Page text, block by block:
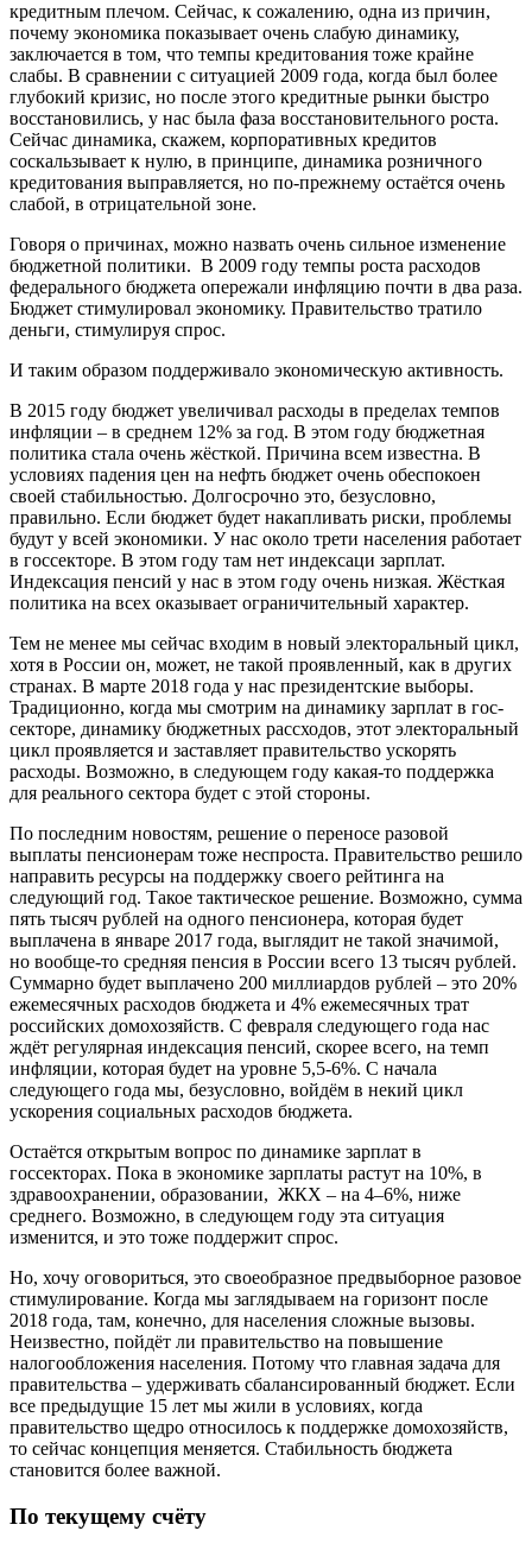
кредитным плечом. Сейчас, к сожалению, одна из причин,
почему экономика показывает очень слабую динамику,
заключается в том, что темпы кредитования тоже крайне
слабы. В сравнении с ситуацией 2009 года, когда был более
глубокий кризис, но после этого кредитные рынки быстро
восстановились, у нас была фаза восстановительного роста.
Сейчас динамика, скажем, корпоративных кредитов
соскальзывает к нулю, в принципе, динамика розничного
кредитования выправляется, но по-прежнему остаётся очень
слабой, в отрицательной зоне.
Говоря о причинах, можно назвать очень сильное изменение
бюджетной политики. В 2009 году темпы роста расходов
федерального бюджета опережали инфляцию почти в два раза.
Бюджет стимулировал экономику. Правительство тратило
деньги, стимулируя спрос.
И таким образом поддерживало экономическую активность.
В 2015 году бюджет увеличивал расходы в пределах темпов
инфляции – в среднем 12% за год. В этом году бюджетная
политика стала очень жёсткой. Причина всем известна. В
условиях падения цен на нефть бюджет очень обеспокоен
своей стабильностью. Долгосрочно это, безусловно,
правильно. Если бюджет будет накапливать риски, проблемы
будут у всей экономики. У нас около трети населения работает
в госсекторе. В этом году там нет индексаци зарплат.
Индексация пенсий у нас в этом году очень низкая. Жёсткая
политика на всех оказывает ограничительный характер.
Тем не менее мы сейчас входим в новый электоральный цикл,
хотя в России он, может, не такой проявленный, как в других
странах. В марте 2018 года у нас президентские выборы.
Традиционно, когда мы смотрим на динамику зарплат в гос­
секторе, динамику бюджетных рассходов, этот электоральный
цикл проявляется и заставляет правительство ускорять
расходы. Возможно, в следующем году какая-то поддержка
для реального сектора будет с этой стороны.
По последним новостям, решение о переносе разовой
выплаты пенсионерам тоже неспроста. Правительство решило
направить ресурсы на поддержку своего рейтинга на
следующий год. Такое тактическое решение. Возможно, сумма
пять тысяч рублей на одного пенсионера, которая будет
выплачена в январе 2017 года, выглядит не такой значимой,
но вообще-то средняя пенсия в России всего 13 тысяч рублей.
Суммарно будет выплачено 200 миллиардов рублей – это 20%
ежемесячных расходов бюджета и 4% ежемесячных трат
российских домохозяйств. С февраля следующего года нас
ждёт регулярная индексация пенсий, скорее всего, на темп
инфляции, которая будет на уровне 5,5-6%. С начала
следующего года мы, безусловно, войдём в некий цикл
ускорения социальных расходов бюджета.
Остаётся открытым вопрос по динамике зарплат в
госсекторах. Пока в экономике зарплаты растут на 10%, в
здравоохранении, образовании, ЖКХ – на 4–6%, ниже
среднего. Возможно, в следующем году эта ситуация
изменится, и это тоже поддержит спрос.
Но, хочу оговориться, это свое­образное предвыборное разовое
стимулирование. Когда мы заглядываем на горизонт после
2018 года, там, конечно, для населения сложные вызовы.
Неизвестно, пойдёт ли правительство на повышение
налогообложения населения. Потому что главная задача для
правительства – удерживать сбалансированный бюджет. Если
все предыдущие 15 лет мы жили в условиях, когда
правительство щедро относилось к поддержке домохозяйств,
то сейчас концепция меняется. Стабильность бюджета
становится более важной.
По текущему счёту